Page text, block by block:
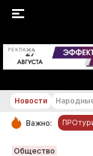
РЕКЛАМА
РУБРИКИ
Новости
Важно:
Общество